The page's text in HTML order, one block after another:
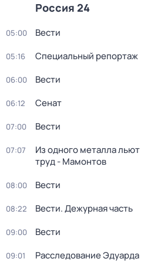
Россия 24
05:00 Вести
05:16 Специальный репортаж
06:00 Вести
06:12 Сенат
07:00 Вести
07:07
Из одного металла
труд - Мамонтов
08:00 Вести
08:22 Вести. Дежурная часть
09:00 Вести
09:01 Расследование